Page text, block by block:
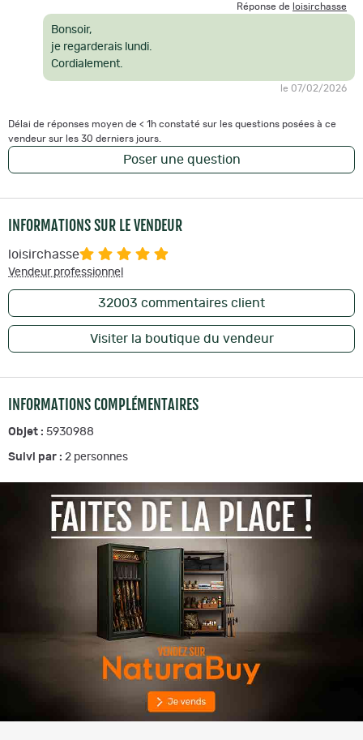
Réponse de loisirchasse
Bonsoir,
je regarderais lundi.
Cordialement.
le 07/02/2026
Délai de réponses moyen de < 1h constaté sur les questions posées à ce
vendeur sur les 30 derniers jours.
Poser une question
INFORMATIONS SUR LE VENDEUR
loisirchasse
Vendeur professionnel
32003 commentaires client
Visiter la boutique du vendeur
INFORMATIONS COMPLÉMENTAIRES
Objet : 5930988
Suivi par : 2 personnes